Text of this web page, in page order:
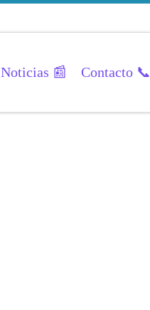
Noticias 📰 Contacto 📞